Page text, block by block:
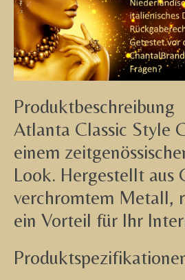
Produktbeschreibung
Atlanta Classic Style
einem
Look. Hergestellt aus
verchromtem Metall,
ein Vorteil für Ihr